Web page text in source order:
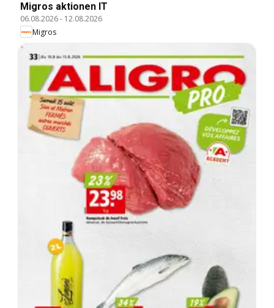
Migros aktionen IT
06.08.2026- 12.08.2026
Migros